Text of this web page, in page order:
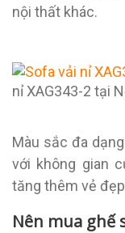
nội thất khác.
nỉ XAG343-2 tại
Màu sắc đa
với không gian
tăng thêm vẻ
Nên mua ghế